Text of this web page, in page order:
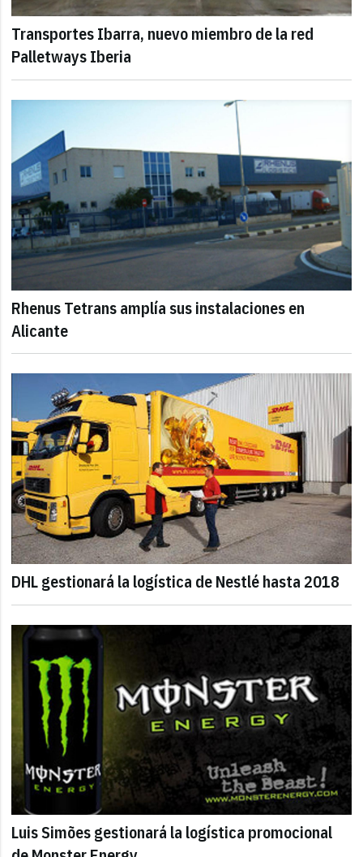
Transportes Ibarra, nuevo miembro de la red
Palletways Iberia
Rhenus Tetrans amplía sus instalaciones en
Alicante
DHL gestionará la logística de Nestlé hasta 2018
Luis Simões gestionará la logística promocional